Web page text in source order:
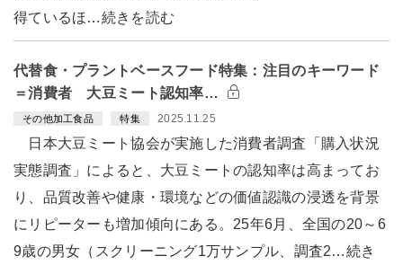
得ているほ…続きを読む
代替食・プラントベースフード特集：注目のキーワード
＝消費者 大豆ミート認知率…
その他加工食品 特集 2025.11.25
日本大豆ミート協会が実施した消費者調査「購入状況
実態調査」によると、大豆ミートの認知率は高まってお
り、品質改善や健康・環境などの価値認識の浸透を背景
にリピーターも増加傾向にある。25年6月、全国の20～6
9歳の男女（スクリーニング1万サンプル、調査2…続き